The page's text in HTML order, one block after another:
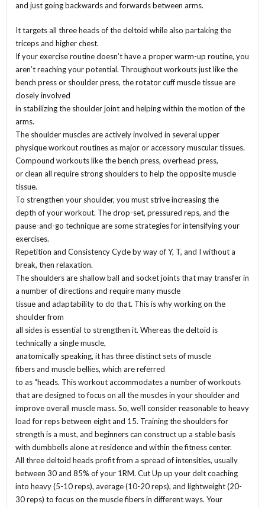
and just going backwards and forwards between arms.
It targets all three heads of the deltoid while also partaking the
triceps and higher chest.
If your exercise routine doesn’t have a proper warm-up routine, you
aren’t reaching your potential. Throughout workouts just like the
bench press or shoulder press, the rotator cuff muscle tissue are
closely involved
in stabilizing the shoulder joint and helping within the motion of the
arms.
The shoulder muscles are actively involved in several upper
physique workout routines as major or accessory muscular tissues.
Compound workouts like the bench press, overhead press,
or clean all require strong shoulders to help the opposite muscle
tissue.
To strengthen your shoulder, you must strive increasing the
depth of your workout. The drop-set, pressured reps, and the
pause-and-go technique are some strategies for intensifying your
exercises.
Repetition and Consistency Cycle by way of Y, T, and I without a
break, then relaxation.
The shoulders are shallow ball and socket joints that may transfer in
a number of directions and require many muscle
tissue and adaptability to do that. This is why working on the
shoulder from
all sides is essential to strengthen it. Whereas the deltoid is
technically a single muscle,
anatomically speaking, it has three distinct sets of muscle
fibers and muscle bellies, which are referred
to as “heads. This workout accommodates a number of workouts
that are designed to focus on all the muscles in your shoulder and
improve overall muscle mass. So, we’ll consider reasonable to heavy
load for reps between eight and 15. Training the shoulders for
strength is a must, and beginners can construct up a stable basis
with dumbbells alone at residence and within the fitness center.
All three deltoid heads profit from a spread of intensities, usually
between 30 and 85% of your 1RM. Cut Up up your delt coaching
into heavy (5-10 reps), average (10-20 reps), and lightweight (20-
30 reps) to focus on the muscle fibers in different ways. Your